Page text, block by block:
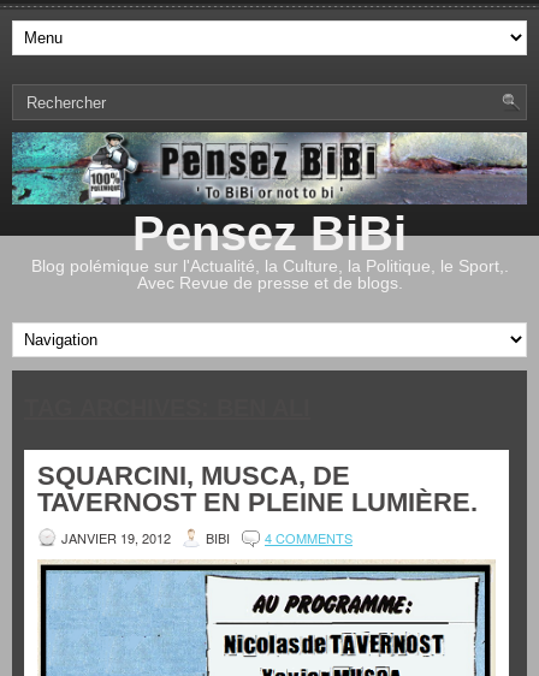
Pensez BiBi
Blog polémique sur l'Actualité, la Culture, la Politique, le Sport,.
Avec Revue de presse et de blogs.
SQUARCINI, MUSCA, DE
TAVERNOST EN PLEINE LUMIÈRE.
JANVIER 19, 2012 BIBI 4 COMMENTS